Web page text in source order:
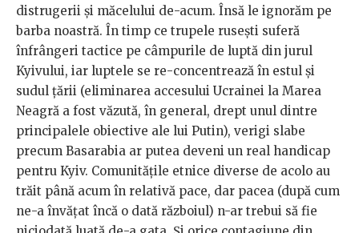
distrugerii și măcelului de-acum. Însă le ignorăm pe
barba noastră. În timp ce trupele rusești suferă
înfrângeri tactice pe câmpurile de luptă din jurul
Kyivului, iar luptele se re-concentrează în estul și
sudul țării (eliminarea accesului Ucrainei la Marea
Neagră a fost văzută, în general, drept unul dintre
principalele obiective ale lui Putin), verigi slabe
precum Basarabia ar putea deveni un real handicap
pentru Kyiv. Comunitățile etnice diverse de acolo au
trăit până acum în relativă pace, dar pacea (după cum
ne-a învățat încă o dată războiul) n-ar trebui să fie